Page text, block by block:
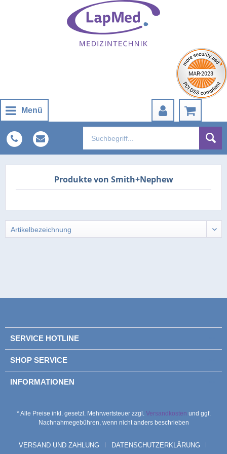
Menü
Produkte von Smith+Nephew
SERVICE HOTLINE
SHOP SERVICE
INFORMATIONEN
* Alle Preise inkl. gesetzl. Mehrwertsteuer zzgl. Versandkosten und ggf.
Nachnahmegebühren, wenn nicht anders beschrieben
VERSAND UND ZAHLUNG
DATENSCHUTZERKLÄRUNG